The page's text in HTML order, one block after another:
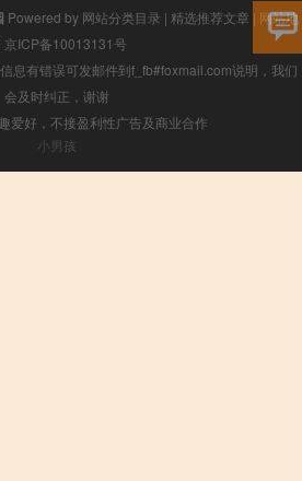
Powered by 网站分类目录 | 精选推荐文章 | 网站地
京ICP备10013131号
息有错误可发邮件到f_fb#foxmail.com说明，我们
会及时纠正，谢谢
爱好，不接盈利性广告及商业合作
小男孩